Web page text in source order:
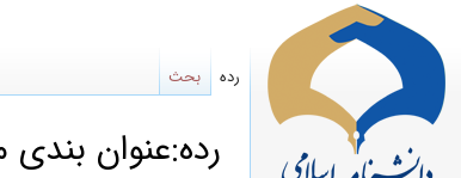
رده:عنوان
رده بحث